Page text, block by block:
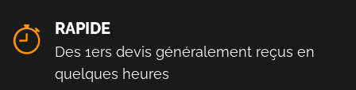
RAPIDE
Des 1ers devis généralement reçus en
quelques heures